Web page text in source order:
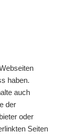
haben.
auch
der
oder
Seiten